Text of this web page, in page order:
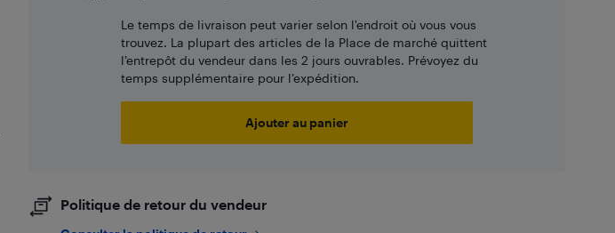
Le temps de livraison peut varier selon l'endroit où vous vous
trouvez. La plupart des articles de la Place de marché quittent
l’entrepôt du vendeur dans les 2 jours ouvrables. Prévoyez du
temps supplémentaire pour l’expédition.
Ajouter au panier
Politique de retour du vendeur